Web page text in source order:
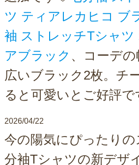
ツ ティアレカヒコ ブ
袖 ストレッチTシャツ
アブラック 、コーデの
広いブラック2枚。チ
ると可愛いとご好評で
2026/04/22
今の陽気にぴったり
分袖Tシャツの新デザ